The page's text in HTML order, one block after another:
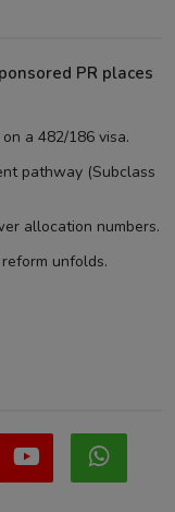
PR places
a 482/186 visa.
pathway (Subclass
allocation numbers.
unfolds.